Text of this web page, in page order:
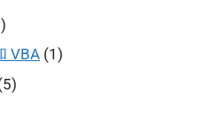
VBA (1)